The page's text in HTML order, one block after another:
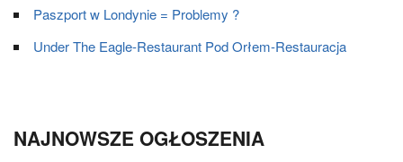
Paszport w Londynie = Problemy ?
Under The Eagle-Restaurant Pod Orłem-Restauracja
NAJNOWSZE OGŁOSZENIA